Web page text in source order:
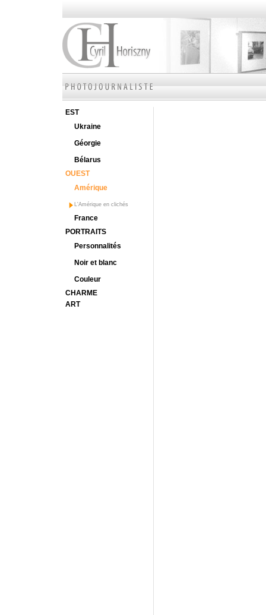
EST
Ukraine
Géorgie
Bélarus
OUEST
Amérique
L'Amérique en clichés
France
PORTRAITS
Personnalités
Noir et blanc
Couleur
CHARME
ART